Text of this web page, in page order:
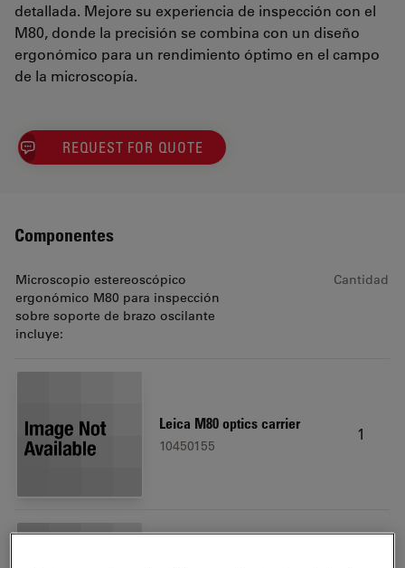
detallada. Mejore su experiencia de inspección con el
M80, donde la precisión se combina con un diseño
ergonómico para un rendimiento óptimo en el campo
de la microscopía.
REQUEST FOR QUOTE
Componentes
Microscopio estereoscópico
ergonómico M80 para inspección
sobre soporte de brazo oscilante
incluye:
Cantidad
Leica M80 optics carrier
10450155
1